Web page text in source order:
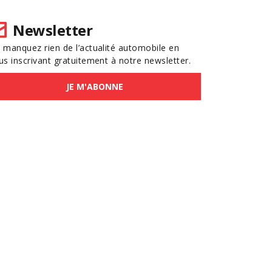
Newsletter
manquez rien de l’actualité automobile en
inscrivant gratuitement à notre newsletter.
JE M'ABONNE